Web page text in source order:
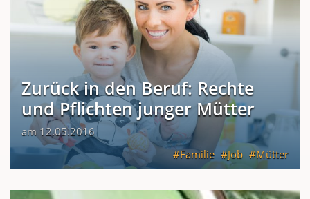
Zurück in den Beruf: Rechte
und Pflichten junger Mütter
am 12.05.2016
Familie
Job Mütter